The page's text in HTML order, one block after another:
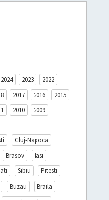
2024 2023
2022
2017 2016
2015
2010 2009
Cluj-Napoca
Brasov
Iasi
Sibiu
Pitesti
Buzau
Braila